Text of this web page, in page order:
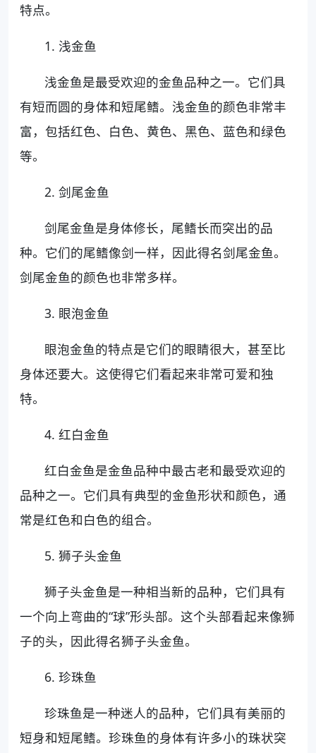
特点。
1. 浅金鱼
浅金鱼是最受欢迎的金鱼品种之一。它们具
有短而圆的身体和短尾鳍。浅金鱼的颜色非常丰
富，包括红色、白色、黄色、黑色、蓝色和绿色
等。
2. 剑尾金鱼
剑尾金鱼是身体修长，尾鳍长而突出的品
种。它们的尾鳍像剑一样，因此得名剑尾金鱼。
剑尾金鱼的颜色也非常多样。
3. 眼泡金鱼
眼泡金鱼的特点是它们的眼睛很大，甚至比
身体还要大。这使得它们看起来非常可爱和独
特。
4. 红白金鱼
红白金鱼是金鱼品种中最古老和最受欢迎的
品种之一。它们具有典型的金鱼形状和颜色，通
常是红色和白色的组合。
5. 狮子头金鱼
狮子头金鱼是一种相当新的品种，它们具有
一个向上弯曲的“球”形头部。这个头部看起来像狮
子的头，因此得名狮子头金鱼。
6. 珍珠鱼
珍珠鱼是一种迷人的品种，它们具有美丽的
短身和短尾鳍。珍珠鱼的身体有许多小的珠状突